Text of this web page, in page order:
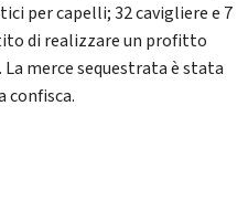
per capelli; 32 cavigliere e 7
di realizzare un profitto
merce sequestrata è stata
confisca.